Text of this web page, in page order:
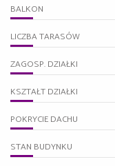
BALKON
LICZBA TARASÓW
ZAGOSP. DZIAŁKI
KSZTAŁT DZIAŁKI
POKRYCIE DACHU
STAN BUDYNKU